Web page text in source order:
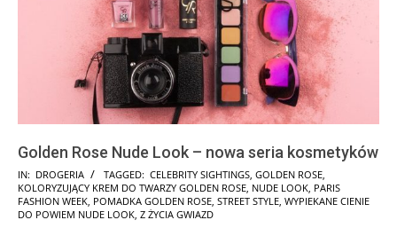
Golden Rose Nude Look – nowa seria kosmetyków
2025-
07-
16
IN: DROGERIA TAGGED: CELEBRITY SIGHTINGS GOLDEN ROSE
KOLORYZUJĄCY KREM DO TWARZY GOLDEN ROSE NUDE LOOK PARIS
FASHION WEEK POMADKA GOLDEN ROSE STREET STYLE WYPIEKANE CIENIE
DO POWIEM NUDE LOOK Z ŻYCIA GWIAZD